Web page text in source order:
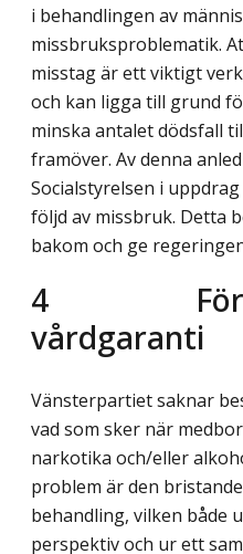
i behandlingen av
missbruksproblematik.
misstag är ett viktigt
och kan ligga till grund
minska antalet dödsfall
framöver. Av denna
Socialstyrelsen i
följd av missbruk. Detta
bakom och ge
4
vårdgaranti
Vänsterpartiet saknar
vad som sker när
narkotika och/eller
problem är den
behandling, vilken både
perspektiv och ur ett